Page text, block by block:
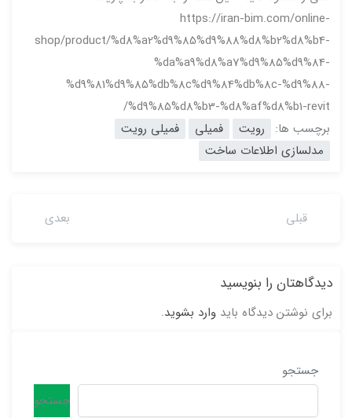
https://iran-bim.com/online-
shop/product/%d8%a2%d9%85%d9%88%d8%b2%d8%b4-
%da%a9%d8%a7%d9%85%d9%84-
%d9%81%d9%85%db%8c%d9%84%db%8c-%d9%88-
%d9%85%d8%b3-%d8%af%d8%b1-revit/
برچسب ها:
رویت فمیلی
فمیلی رویت
مدلسازی اطلاعات ساخت
قبلی بعدی
دیدگاهتان را بنویسید
برای نوشتن دیدگاه باید وارد بشوید.
جستجو
جستجو